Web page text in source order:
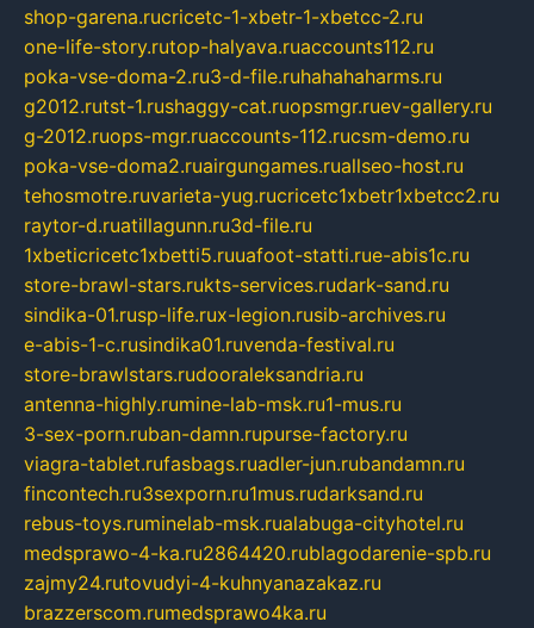
shop-garena.rucricetc-1-xbetr-1-xbetcc-2.ru
one-life-story.rutop-halyava.ruaccounts112.ru
poka-vse-doma-2.ru3-d-file.ruhahahaharms.ru
g2012.rutst-1.rushaggy-cat.ruopsmgr.ruev-gallery.ru
g-2012.ruops-mgr.ruaccounts-112.rucsm-demo.ru
poka-vse-doma2.ruairgungames.ruallseo-host.ru
tehosmotre.ruvarieta-yug.rucricetc1xbetr1xbetcc2.ru
raytor-d.ruatillagunn.ru3d-file.ru
1xbeticricetc1xbetti5.ruuafoot-statti.rue-abis1c.ru
store-brawl-stars.rukts-services.rudark-sand.ru
sindika-01.rusp-life.rux-legion.rusib-archives.ru
e-abis-1-c.rusindika01.ruvenda-festival.ru
store-brawlstars.rudooraleksandria.ru
antenna-highly.rumine-lab-msk.ru1-mus.ru
3-sex-porn.ruban-damn.rupurse-factory.ru
viagra-tablet.rufasbags.ruadler-jun.rubandamn.ru
fincontech.ru3sexporn.ru1mus.rudarksand.ru
rebus-toys.ruminelab-msk.rualabuga-cityhotel.ru
medsprawo-4-ka.ru2864420.rublagodarenie-spb.ru
zajmy24.rutovudyi-4-kuhnyanazakaz.ru
brazzerscom.rumedsprawo4ka.ru